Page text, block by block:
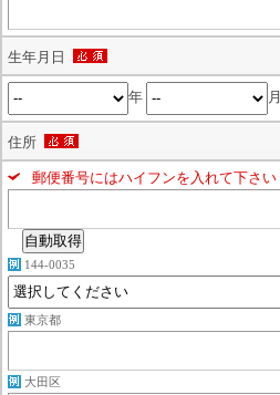
生年月日
年 月
住所
郵便番号にはハイフンを入れて下さい
144-0035
東京都
大田区